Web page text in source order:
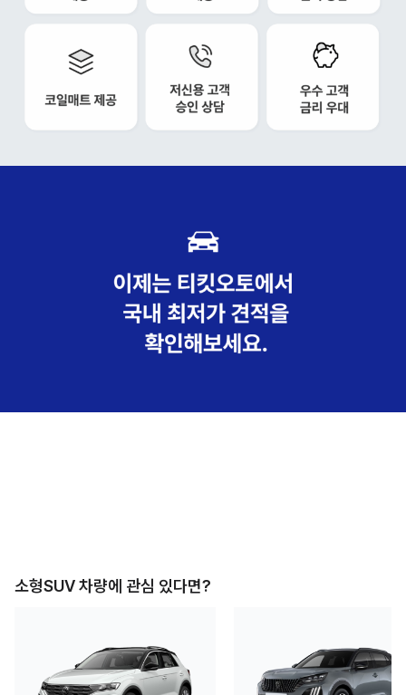
소형SUV차량에 관심 있다면?